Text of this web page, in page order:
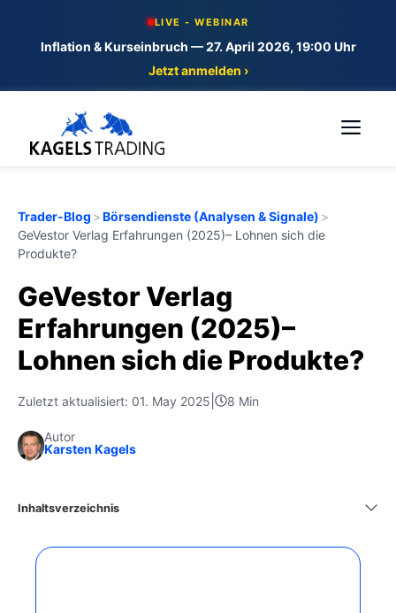
LIVE - WEBINAR
Inflation & Kurseinbruch — 27. April 2026, 19:00 Uhr
Jetzt anmelden ›
Trader-Blog >Börsendienste (Analysen & Signale) >
GeVestor Verlag Erfahrungen (2025)– Lohnen sich die
Produkte?
GeVestor Verlag
Erfahrungen (2025)–
Lohnen sich die Produkte?
Zuletzt aktualisiert: 01. May 2025 8 Min
Autor
Karsten Kagels
Inhaltsverzeichnis